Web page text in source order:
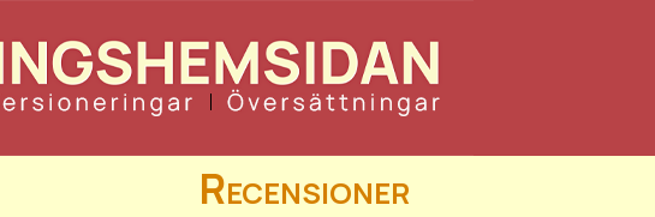
Recensioner